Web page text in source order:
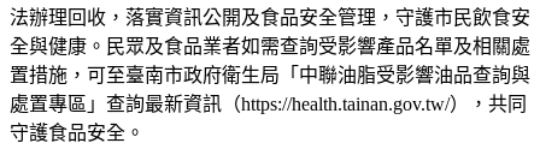
法辦理回收，落實資訊公開及食品安全管理，守護市民飲食安
全與健康。民眾及食品業者如需查詢受影響產品名單及相關處
置措施，可至臺南市政府衛生局「中聯油脂受影響油品查詢與
處置專區」查詢最新資訊（https://health.tainan.gov.tw/），共同
守護食品安全。